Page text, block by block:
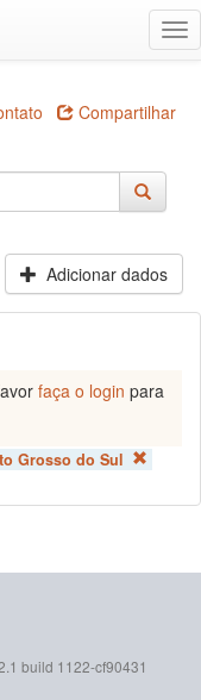
Compartilhar
Adicionar dados
faça o login para
Grosso do Sul
build 1122-cf90431